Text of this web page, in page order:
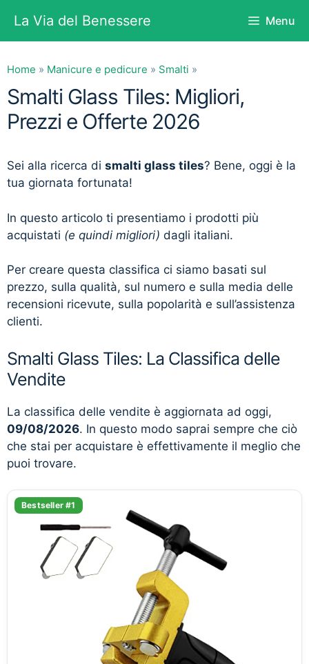
contenuto
La Via del Benessere Menu
Home » Manicure e pedicure » Smalti »
Smalti Glass Tiles: Migliori,
Prezzi e Offerte 2026
Sei alla ricerca di smalti glass tiles? Bene, oggi è la
tua giornata fortunata!
In questo articolo ti presentiamo i prodotti più
acquistati (e quindi migliori) dagli italiani.
Per creare questa classifica ci siamo basati sul
prezzo, sulla qualità, sul numero e sulla media delle
recensioni ricevute, sulla popolarità e sull’assistenza
clienti.
Smalti Glass Tiles: La Classifica delle
Vendite
La classifica delle vendite è aggiornata ad oggi,
09/08/2026. In questo modo saprai sempre che ciò
che stai per acquistare è effettivamente il meglio che
puoi trovare.
Bestseller #1